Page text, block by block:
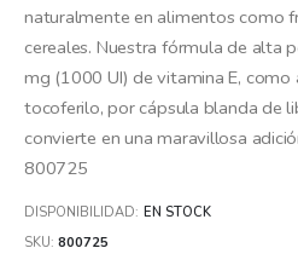
naturalmente en alimentos como
cereales. Nuestra fórmula de alta
mg (1000 UI) de vitamina E,
tocoferilo, por cápsula blanda de
convierte en una maravillosa
800725
DISPONIBILIDAD: EN STOCK
SKU 800725